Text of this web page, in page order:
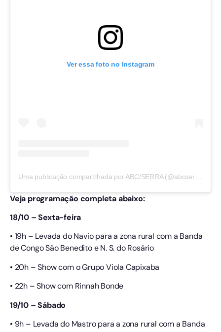
Ver essa foto no Instagram
Veja programação completa abaixo:
18/10 – Sexta-feira
• 19h – Levada do Navio para a zona rural com a Banda
de Congo São Benedito e N. S. do Rosário
• 20h – Show com o Grupo Viola Capixaba
• 22h – Show com Rinnah Bonde
19/10 – Sábado
• 9h – Levada do Mastro para a zona rural com a Banda